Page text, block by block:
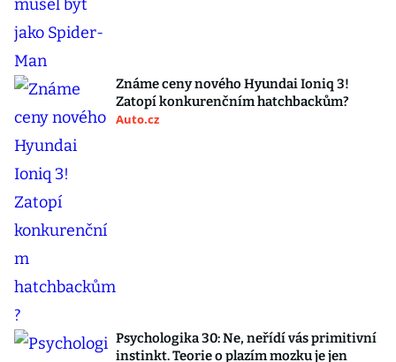
Známe ceny nového Hyundai Ioniq 3!
Zatopí konkurenčním hatchbackům?
Auto.cz
Psychologika 30: Ne, neřídí vás primitivní
instinkt. Teorie o plazím mozku je jen